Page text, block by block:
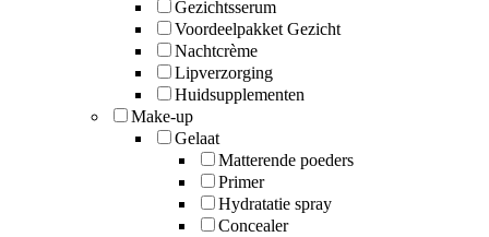
Gezichtsserum
Voordeelpakket Gezicht
Nachtcrème
Lipverzorging
Huidsupplementen
Make-up
Gelaat
Matterende poeders
Primer
Hydratatie spray
Concealer